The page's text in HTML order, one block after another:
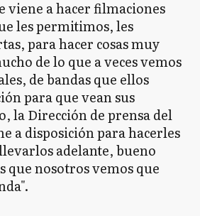
viene a hacer filmaciones
les permitimos, les
para hacer cosas muy
de lo que a veces vemos
de bandas que ellos
para que vean sus
la Dirección de prensa del
a disposición para hacerles
adelante, bueno
que nosotros vemos que